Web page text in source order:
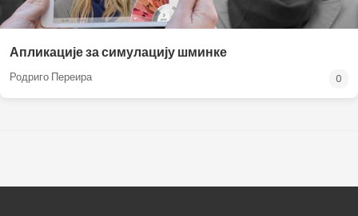
Апликације за симулацију шминке
Родриго Переира 0